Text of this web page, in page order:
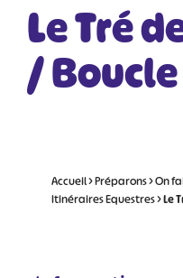
Le Tré
/ Boucle
Accueil>Préparons>On
Itinéraires Equestres>Le